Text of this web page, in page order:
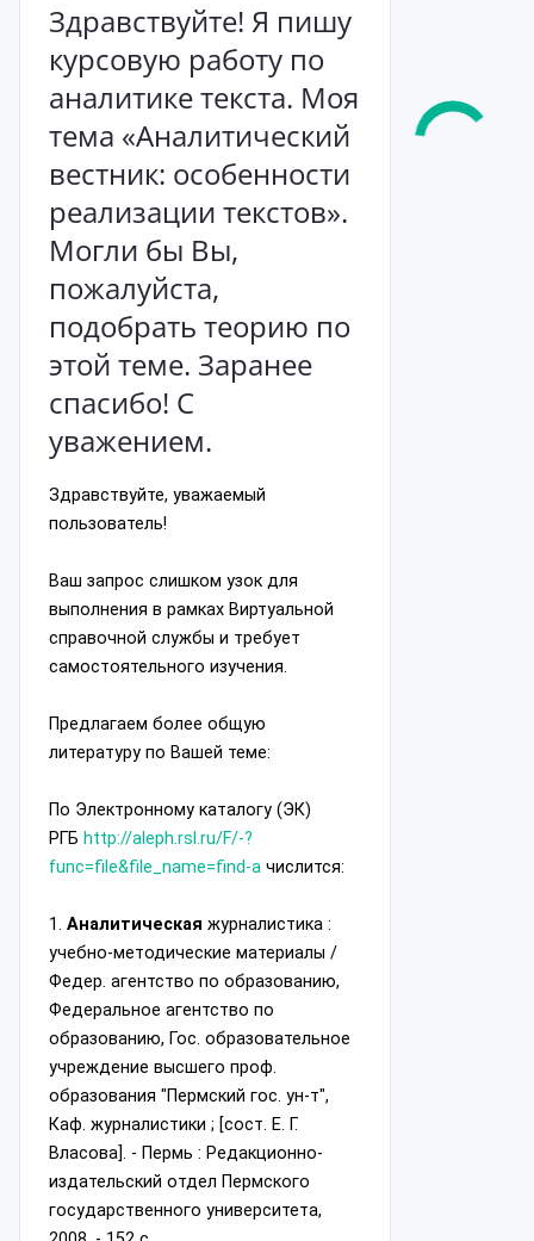
Здравствуйте! Я пишу
курсовую работу по
аналитике текста. Моя
тема «Аналитический
вестник: особенности
реализации текстов».
Могли бы Вы,
пожалуйста,
подобрать теорию по
этой теме. Заранее
спасибо! С
уважением.
Здравствуйте, уважаемый
пользователь!
Ваш запрос слишком узок для
выполнения в рамках Виртуальной
справочной службы и требует
самостоятельного изучения.
Предлагаем более общую
литературу по Вашей теме:
По Электронному каталогу (ЭК)
РГБ http://aleph.rsl.ru/F/-?
func=file&file_name=find-a числится:
1. Аналитическая журналистика :
учебно-методические материалы /
Федер. агентство по образованию,
Федеральное агентство по
образованию, Гос. образовательное
учреждение высшего проф.
образования "Пермский гос. ун-т",
Каф. журналистики ; [сост. Е. Г.
Власова]. - Пермь : Редакционно-
издательский отдел Пермского
государственного университета,